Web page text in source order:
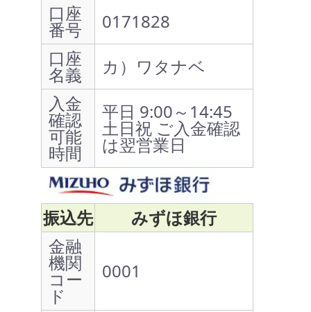
口座
番号
0171828
口座
名義
カ）ワタナベ
入金
確認
可能
時間
平日 9:00～14:45
土日祝 ご入金確認
は翌営業日
振込先
みずほ銀行
金融
機関
コー
ド
0001